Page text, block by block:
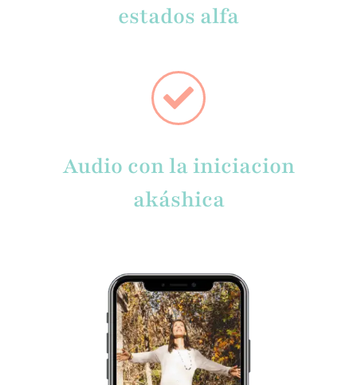
estados alfa
Audio con la iniciacion
akáshica